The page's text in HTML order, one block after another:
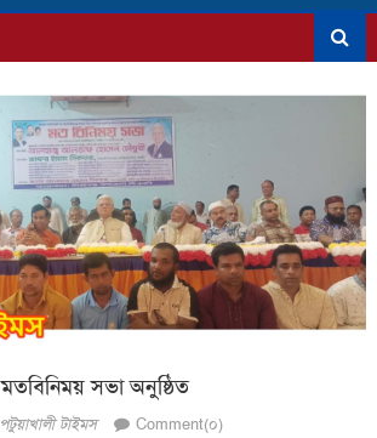
মতবিনিময় সভা অনুষ্ঠিত
Author
পটুয়াখালী টাইমস Comment(০)